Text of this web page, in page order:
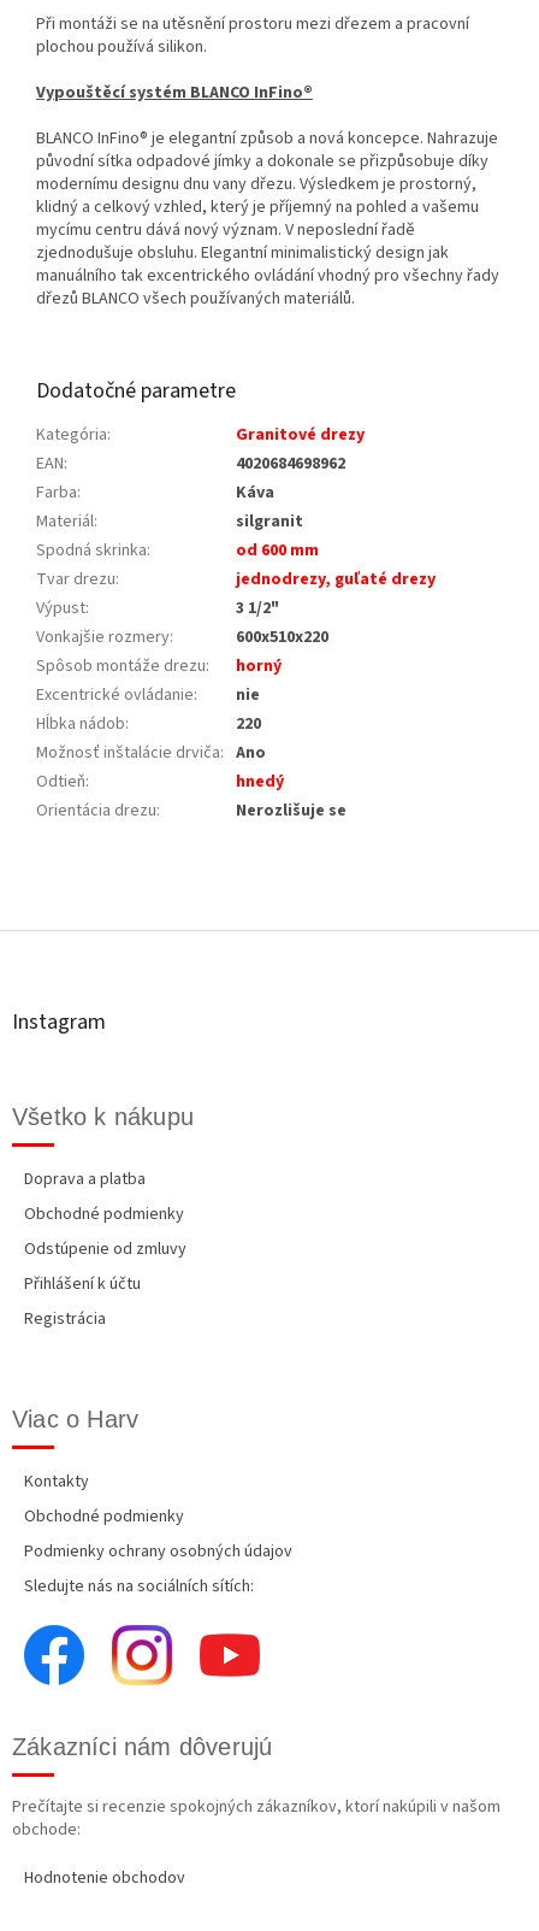
Při montáži se na utěsnění prostoru mezi dřezem a pracovní
plochou používá silikon.
Vypouštěcí systém BLANCO InFino®
BLANCO InFino® je elegantní způsob a nová koncepce. Nahrazuje
původní sítka odpadové jímky a dokonale se přizpůsobuje díky
modernímu designu dnu vany dřezu. Výsledkem je prostorný,
klidný a celkový vzhled, který je příjemný na pohled a vašemu
mycímu centru dává nový význam. V neposlední řadě
zjednodušuje obsluhu. Elegantní minimalistický design jak
manuálního tak excentrického ovládání vhodný pro všechny řady
dřezů BLANCO všech používaných materiálů.
Dodatočné parametre
Kategória:
Granitové drezy
EAN:
4020684698962
Farba:
Káva
Materiál:
silgranit
Spodná skrinka:
od 600 mm
Tvar drezu:
jednodrezy, guľaté drezy
Výpust:
3 1/2"
Vonkajšie rozmery:
600x510x220
Spôsob montáže drezu:
horný
Excentrické ovládanie:
nie
Hĺbka nádob:
220
Možnosť inštalácie drviča: Ano
Odtieň:
hnedý
Orientácia drezu: Nerozlišuje se
á
Instagram
Všetko k nákupu
Doprava a platba
Obchodné podmienky
Odstúpenie od zmluvy
Přihlášení k účtu
Registrácia
Viac o Harv
Kontakty
Obchodné podmienky
Podmienky ochrany osobných údajov
Sledujte nás na sociálních sítích:
Zákazníci nám dôverujú
Prečítajte si recenzie spokojných zákazníkov, ktorí nakúpili v našom
obchode:
Hodnotenie obchodov